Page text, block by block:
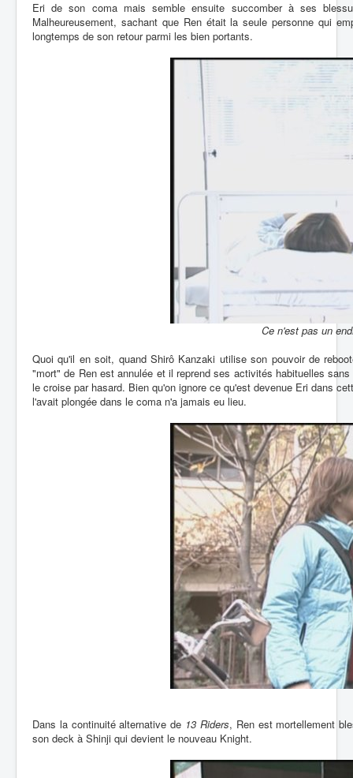
Eri de son coma mais semble ensuite succomber à ses
Malheureusement, sachant que Ren était la seule personne qui
longtemps de son retour parmi les bien portants.
Ce n'est pas un
Quoi qu'il en soit, quand Shirô Kanzaki utilise son pouvoir de
"mort" de Ren est annulée et il reprend ses activités habituelles
le croise par hasard. Bien qu'on ignore ce qu'est devenue Eri dans
l'avait plongée dans le coma n'a jamais eu lieu.
Dans la continuité alternative de 13 Riders, Ren est mortellement
son deck à Shinji qui devient le nouveau Knight.